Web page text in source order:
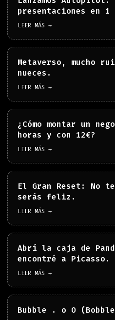
presentaciones en
LEER MÁS →
Metaverso, mucho
nueces.
LEER MÁS →
¿Cómo montar un
horas y con 12€?
LEER MÁS →
El Gran Reset: No
serás feliz.
LEER MÁS →
Abrí la caja de
encontré a Picasso.
LEER MÁS →
Bubble . o O